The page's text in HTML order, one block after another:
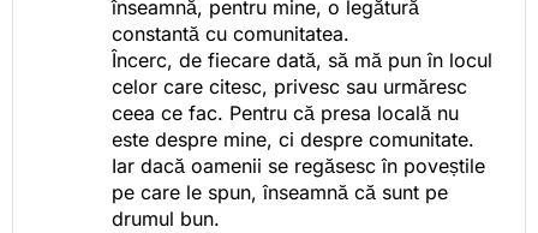
înseamnă, pentru mine, o legătură
constantă cu comunitatea.
Încerc, de fiecare dată, să mă pun în locul
celor care citesc, privesc sau urmăresc
ceea ce fac. Pentru că presa locală nu
este despre mine, ci despre comunitate.
Iar dacă oamenii se regăsesc în poveștile
pe care le spun, înseamnă că sunt pe
drumul bun.